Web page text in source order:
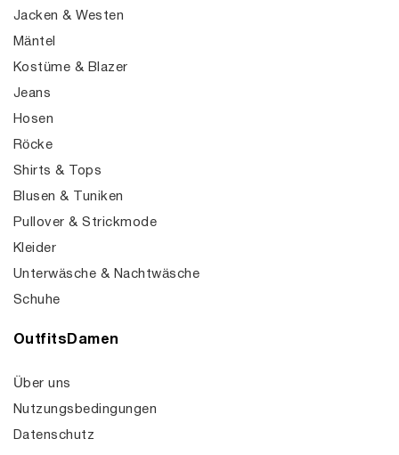
Jacken & Westen
Mäntel
Kostüme & Blazer
Jeans
Hosen
Röcke
Shirts & Tops
Blusen & Tuniken
Pullover & Strickmode
Kleider
Unterwäsche & Nachtwäsche
Schuhe
OutfitsDamen
Über uns
Nutzungsbedingungen
Datenschutz